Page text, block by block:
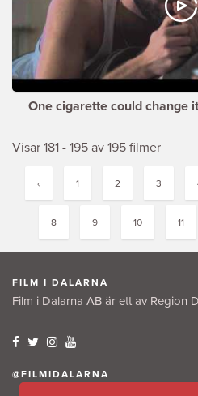
One cigarette could change
Visar 181 - 195 av 195 filmer
‹ 1 2 3
8 9 10 11
FILM I DALARNA
Film i Dalarna AB är ett av Region
@FILMIDALARNA